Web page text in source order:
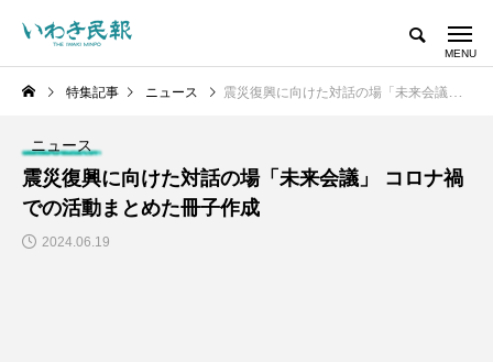
特集記事 ニュース 震災復興に向けた対話の場「未来会議」 コロナ禍での活動まとめた冊子作成
ニュース
震災復興に向けた対話の場「未来会議」 コロナ禍
での活動まとめた冊子作成
2024.06.19